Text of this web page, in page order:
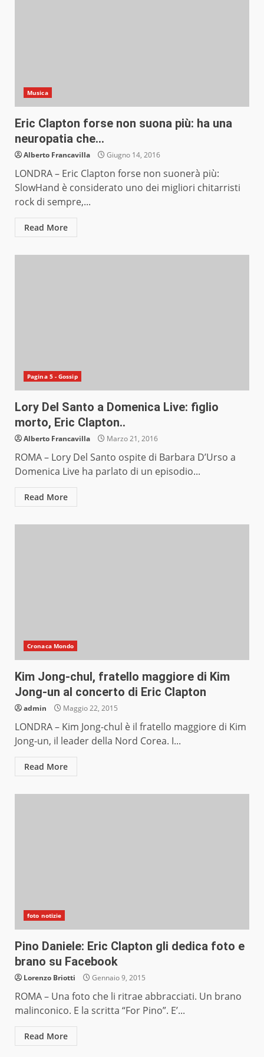
Musica
Eric Clapton forse non suona più: ha una
neuropatia che…
Alberto Francavilla Giugno 14, 2016
LONDRA – Eric Clapton forse non suonerà più:
SlowHand è considerato uno dei migliori chitarristi
rock di sempre,...
Read More
Pagina 5 - Gossip
Lory Del Santo a Domenica Live: figlio
morto, Eric Clapton..
Alberto Francavilla Marzo 21, 2016
ROMA – Lory Del Santo ospite di Barbara D’Urso a
Domenica Live ha parlato di un episodio...
Read More
Cronaca Mondo
Kim Jong-chul, fratello maggiore di Kim
Jong-un al concerto di Eric Clapton
admin Maggio 22, 2015
LONDRA – Kim Jong-chul è il fratello maggiore di Kim
Jong-un, il leader della Nord Corea. I...
Read More
foto notizie
Pino Daniele: Eric Clapton gli dedica foto e
brano su Facebook
Lorenzo Briotti Gennaio 9, 2015
ROMA – Una foto che li ritrae abbracciati. Un brano
malinconico. E la scritta “For Pino”. E’...
Read More